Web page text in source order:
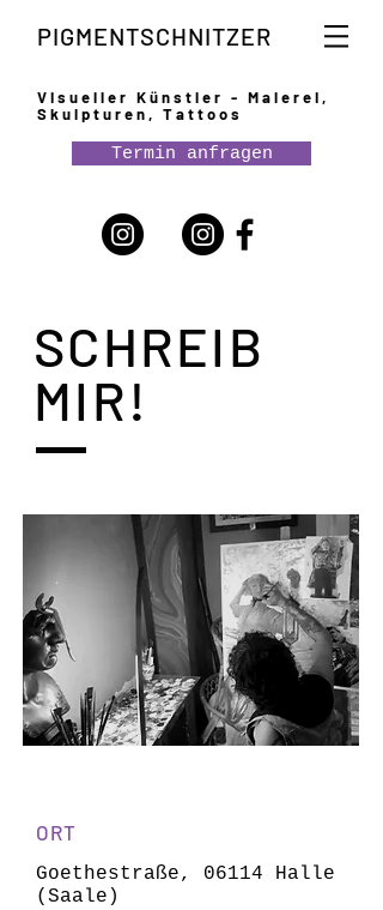
PIGMENTSCHNITZER
Visueller Künstler - Malerei,
Skulpturen, Tattoos
Termin anfragen
SCHREIB
MIR!
ORT
Goethestraße, 06114 Halle
(Saale)